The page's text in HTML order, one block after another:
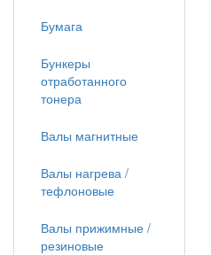
Бумага
Бункеры
отработанного
тонера
Валы магнитные
Валы нагрева /
тефлоновые
Валы прижимные /
резиновые